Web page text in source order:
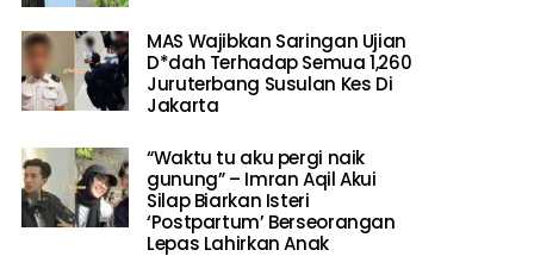
MAS Wajibkan Saringan Ujian
D*dah Terhadap Semua 1,260
Juruterbang Susulan Kes Di
Jakarta
“Waktu tu aku pergi naik
gunung” – Imran Aqil Akui
Silap Biarkan Isteri
‘Postpartum’ Berseorangan
Lepas Lahirkan Anak